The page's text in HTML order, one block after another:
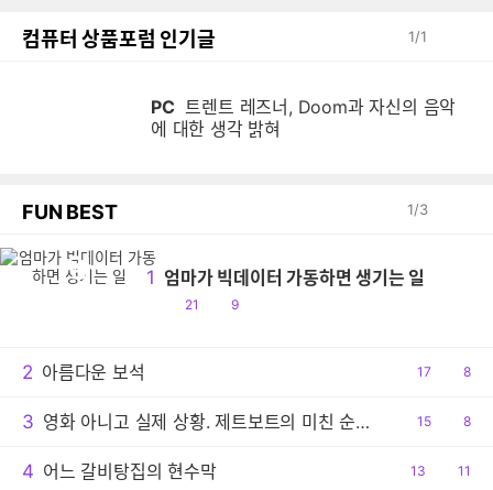
컴퓨터 상품포럼 인기글 1/1
PC
에 대한 생각 밝혀
FUN BEST 1/3
1 엄마가 빅데이터 가동하면 생기는 일
공
21
댓
9
엄
2 아름다운 보석
공
17
댓
8
3 영화 아니고 실제 상황. 제트보트의 미친 순발력
공
15
댓
8
4 어느 갈비탕집의 현수막
공
13
댓
11